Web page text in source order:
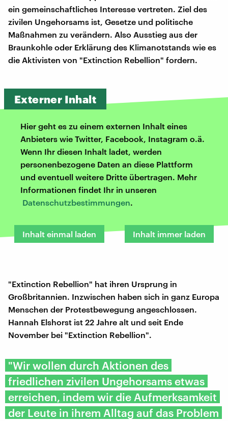
ein gemeinschaftliches Interesse vertreten. Ziel des
zivilen Ungehorsams ist, Gesetze und politische
Maßnahmen zu verändern. Also Ausstieg aus der
Braunkohle oder Erklärung des Klimanotstands wie es
die Aktivisten von "Extinction Rebellion" fordern.
Externer Inhalt
Hier geht es zu einem externen Inhalt eines
Anbieters wie Twitter, Facebook, Instagram o.ä.
Wenn Ihr diesen Inhalt ladet, werden
personenbezogene Daten an diese Plattform
und eventuell weitere Dritte übertragen. Mehr
Informationen findet Ihr in unseren
Datenschutzbestimmungen.
Inhalt einmal laden Inhalt immer laden
"Extinction Rebellion" hat ihren Ursprung in
Großbritannien. Inzwischen haben sich in ganz Europa
Menschen der Protestbewegung angeschlossen.
Hannah Elshorst ist 22 Jahre alt und seit Ende
November bei "Extinction Rebellion".
"Wir wollen durch Aktionen des
friedlichen zivilen Ungehorsams etwas
erreichen, indem wir die Aufmerksamkeit
der Leute in ihrem Alltag auf das Problem